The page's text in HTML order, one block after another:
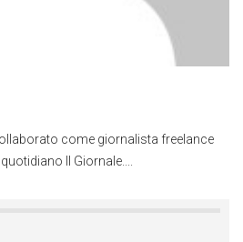
come giornalista freelance
Il Giornale....